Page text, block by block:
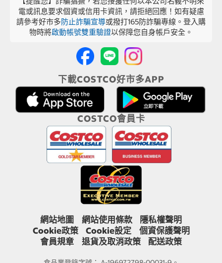
電或訊息要求個資或信用卡資訊，請拒絕回應！如有疑慮
請參考好市多防止詐騙宣導或撥打165防詐騙專線。登入購
物時將啟動帳號雙重驗證以保障您自身帳戶安全。
下載COSTCO好市多APP
COSTCO會員卡
網站地圖 網站使用條款
隱私權聲明
Cookie政策
Cookie設定
個資保護聲明
會員規章
退貨及取消政策 配送政策